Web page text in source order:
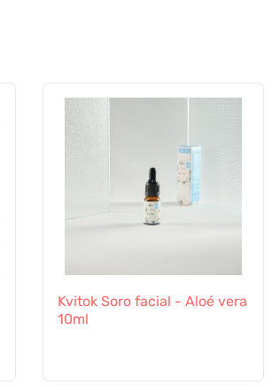
Kvitok Soro facial - Aloé vera
10ml